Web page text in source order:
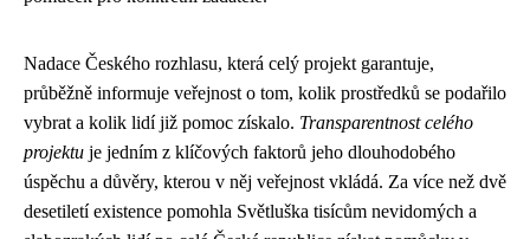
Nadace Českého rozhlasu, která celý projekt garantuje,
průběžně informuje veřejnost o tom, kolik prostředků se podařilo
vybrat a kolik lidí již pomoc získalo. Transparentnost celého
projektu je jedním z klíčových faktorů jeho dlouhodobého
úspěchu a důvěry, kterou v něj veřejnost vkládá. Za více než dvě
desetiletí existence pomohla Světluška tisícům nevidomých a